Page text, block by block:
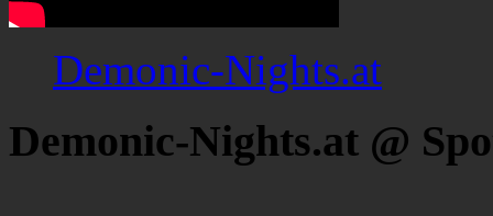
Demonic-Nights.at
Demonic-Nights.at @